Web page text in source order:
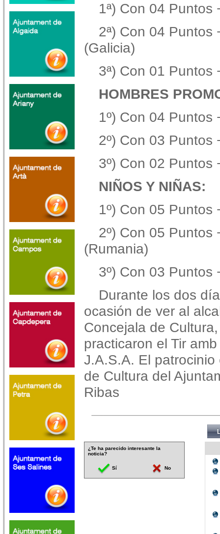
1ª) Con 04 Puntos
2ª) Con 04 Puntos
(Galicia)
3ª) Con 01 Puntos
HOMBRES
1º) Con 04 Puntos
2º) Con 03 Puntos
3º) Con 02 Puntos
NIÑOS Y NIÑAS:
1º) Con 05 Puntos
2º) Con 05 Puntos
(Rumania)
3º) Con 03 Puntos
Durante los dos
ocasión de ver al
Concejala de
practicaron el Tir
J.A.S.A. El
de Cultura del
Ribas
¿Te ha parecido interesante la
noticia?
Sí No